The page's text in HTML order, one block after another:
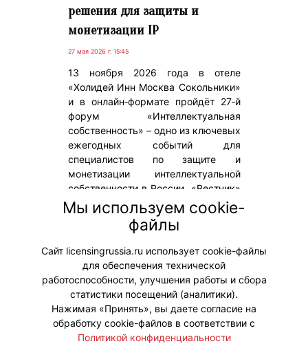
решения для защиты и
монетизации IP
27 мая 2026 г. 15:45
13 ноября 2026 года в отеле
«Холидей Инн Москва Сокольники»
и в онлайн‑формате пройдёт 27‑й
форум «Интеллектуальная
собственность» – одно из ключевых
ежегодных событий для
специалистов по защите и
монетизации интеллектуальной
собственности в России. «Вестник»
– информационный партнер
события. На мероприятии будет
распространяться новый осенний
выпуск журнала.
#Мероприятия
Мы используем cookie-
файлы
Сайт licensingrussia.ru использует cookie-файлы
для обеспечения технической
работоспособности, улучшения работы и сбора
статистики посещений (аналитики).
Нажимая «Принять», вы даете согласие на
обработку cookie-файлов в соответствии с
Политикой конфиденциальности